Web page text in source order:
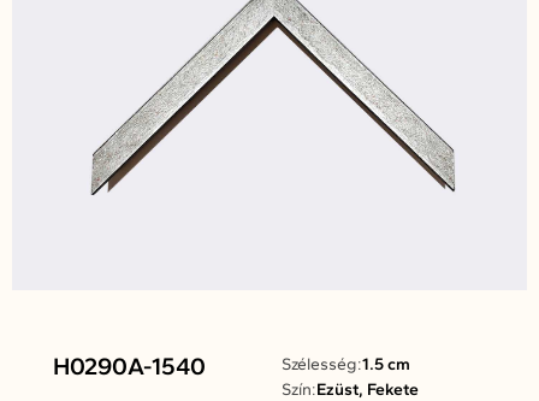
H0290A-1540 Szélesség:1.5 cm
Szín:Ezüst, Fekete